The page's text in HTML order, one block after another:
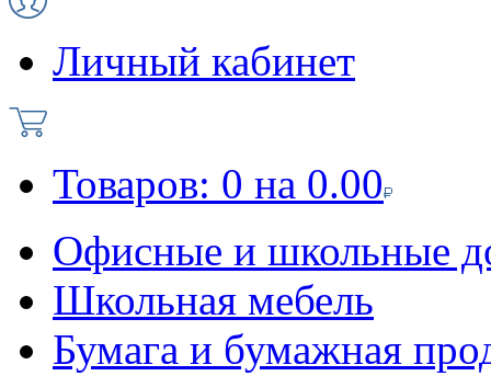
Личный кабинет
Товаров: 0 на 0.00
Офисные и школьные
Школьная мебель
Бумага и бумажная